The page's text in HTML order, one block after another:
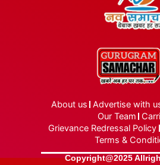
About us Advertise with
Our Team
Grievance Redressal Policy
Terms &
Copyright@2025